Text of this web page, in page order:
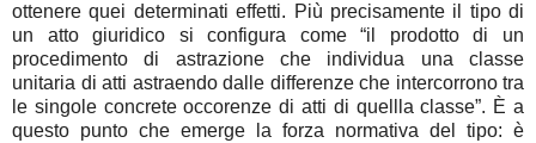
ottenere quei determinati effetti. Più precisamente il tipo di
un atto giuridico si configura come “il prodotto di un
procedimento di astrazione che individua una classe
unitaria di atti astraendo dalle differenze che intercorrono tra
le singole concrete occorenze di atti di quellla classe”. È a
questo punto che emerge la forza normativa del tipo: è